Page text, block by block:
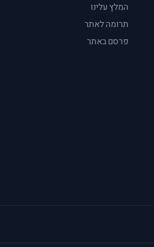
המלץ עלינו
תרומה לאתר
פרסם באתר